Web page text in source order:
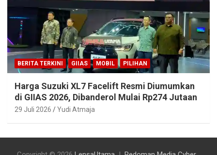
BERITA TERKINI GIIAS MOBIL PILIHAN
Harga Suzuki XL7 Facelift Resmi Diumumkan
di GIIAS 2026, Dibanderol Mulai Rp274 Jutaan
29 Juli 2026 Yudi Atmaja